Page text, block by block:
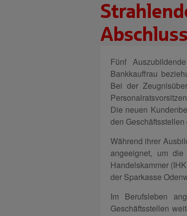
Fünf
Bankkauffrau
Bei der
Die neuen
den
Während ihrer
angeeignet, um
Handelskammer
der Sparkasse
Im Berufsleben
Geschäftsstellen